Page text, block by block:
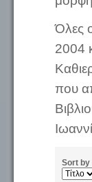
Όλες
2004
που
Sort by